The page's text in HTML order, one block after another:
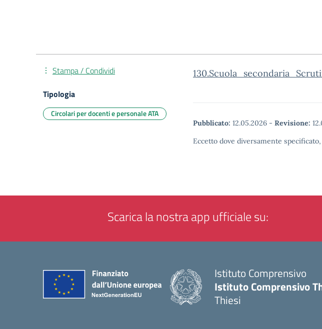
Pubblicato: 12.05.2026 - Revisione:
Eccetto dove diversamente
Stampa / Condividi
Tipologia
Circolari per docenti e personale ATA
Scarica la nostra app ufficiale su:
Istituto Comprensivo
Istituto Comprensivo
Thiesi